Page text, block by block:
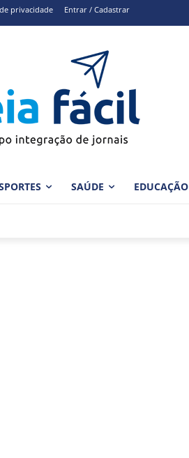
privacidade Entrar / Cadastrar
SAÚDE EDUCAÇÃO